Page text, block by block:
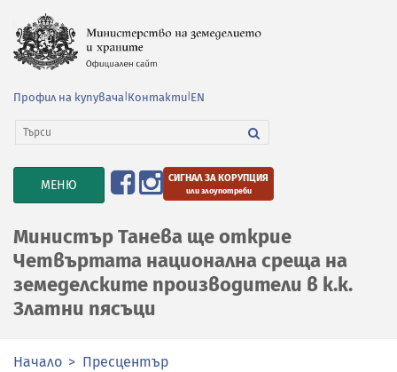
Профил на купувача Контакти EN
TOGGLE
NAVIGATION
МЕНЮ СИГНАЛ ЗА КОРУПЦИЯ
или злоупотреби
Министър Танева ще открие
Четвъртата национална среща на
земеделските производители в к.к.
Златни пясъци
Начало Пресцентър